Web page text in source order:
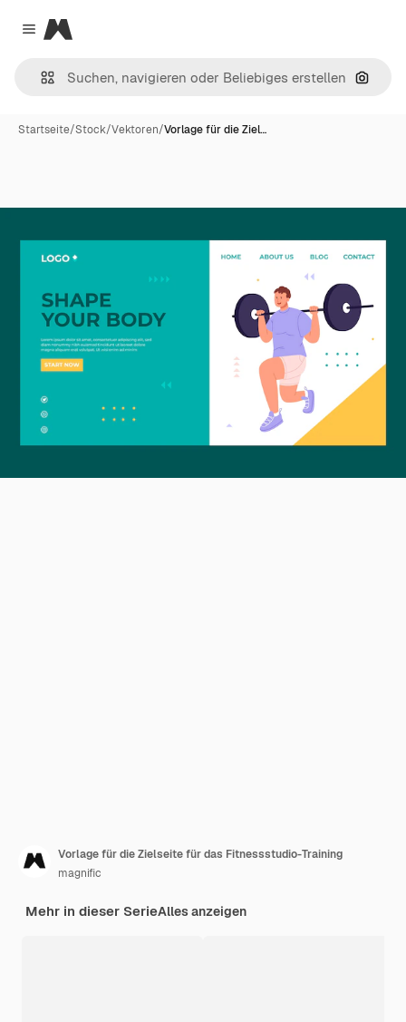
Close menu
Magnific
Nach
Startseite/Stock/Vektoren/Vorlage für die Ziel…
Vorlage für die Zielseite für das Fitnessstudio-Training
magnific
Mehr in dieser SerieAlles anzeigen